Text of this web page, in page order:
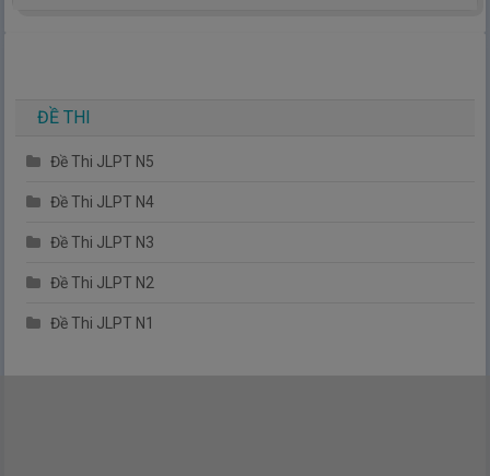
ĐỀ THI
Đề Thi JLPT N5
Đề Thi JLPT N4
Đề Thi JLPT N3
Đề Thi JLPT N2
Đề Thi JLPT N1